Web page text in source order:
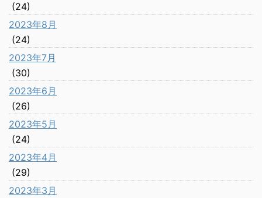
(24)
2023年8月
(24)
2023年7月
(30)
2023年6月
(26)
2023年5月
(24)
2023年4月
(29)
2023年3月